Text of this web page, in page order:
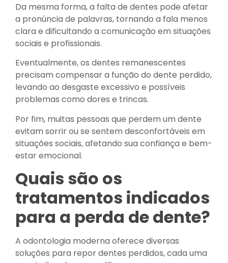
Da mesma forma, a falta de dentes pode afetar
a pronúncia de palavras, tornando a fala menos
clara e dificultando a comunicação em situações
sociais e profissionais.
Eventualmente, os dentes remanescentes
precisam compensar a função do dente perdido,
levando ao desgaste excessivo e possíveis
problemas como dores e trincas.
Por fim, muitas pessoas que perdem um dente
evitam sorrir ou se sentem desconfortáveis em
situações sociais, afetando sua confiança e bem-
estar emocional.
Quais são os
tratamentos indicados
para a perda de dente?
A odontologia moderna oferece diversas
soluções para repor dentes perdidos, cada uma